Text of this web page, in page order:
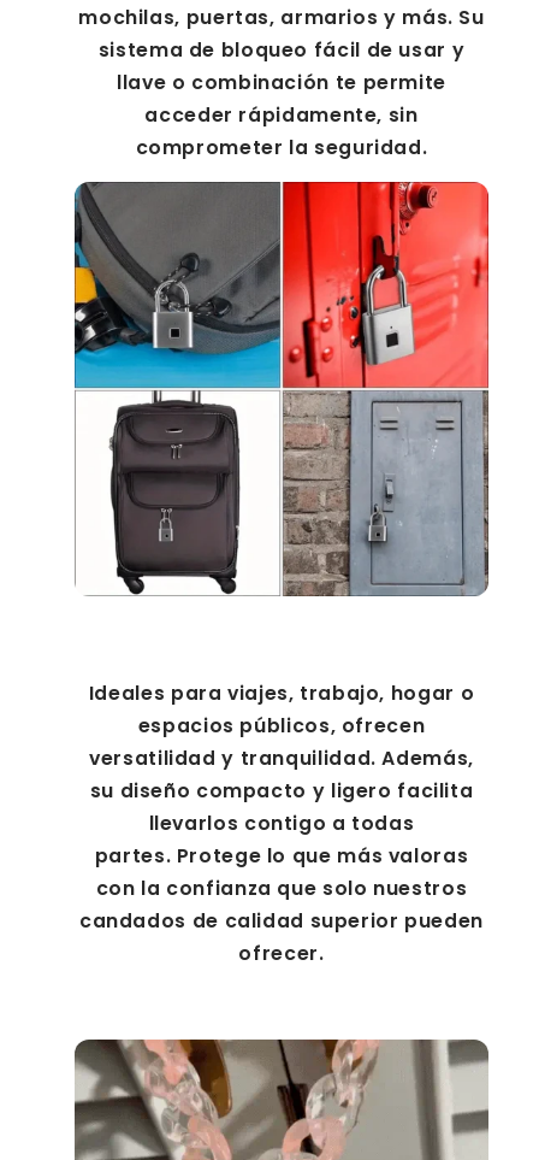
mochilas, puertas, armarios y más. Su
sistema de bloqueo fácil de usar y
llave o combinación te permite
acceder rápidamente, sin
comprometer la seguridad.
Ideales para viajes, trabajo, hogar o
espacios públicos, ofrecen
versatilidad y tranquilidad. Además,
su diseño compacto y ligero facilita
llevarlos contigo a todas
partes. Protege lo que más valoras
con la confianza que solo nuestros
candados de calidad superior pueden
ofrecer.